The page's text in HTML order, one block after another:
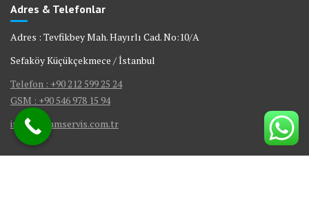
Adres & Telefonlar
Adres : Tevfikbey Mah. Hayırlı Cad. No:10/A
Sefaköy Küçükçekmece / İstanbul
Telefon : +90 212 599 25 24
GSM : +90 546 978 15 94
info@visamservis.com.tr